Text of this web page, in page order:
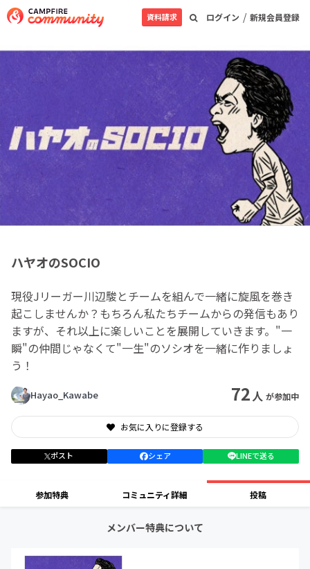
ログイン / 新規会員登録
資料請求
ハヤオのSOCIO
現役Jリーガー川辺駿とチームを組んで一緒に旋風を巻き
起こしませんか？もちろん私たちチームからの発信もあり
ますが、それ以上に楽しいことを展開していきます。"一
瞬"の仲間じゃなくて"一生"のソシオを一緒に作りましょ
う！
Hayao_Kawabe 72人 が参加中
お気に入りに登録する
ポスト シェア LINEで送る
参加特典 コミュニティ詳細 投稿
メンバー特典について